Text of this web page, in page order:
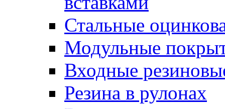
Стальные
Модульные
Входные
Резина в рулонах